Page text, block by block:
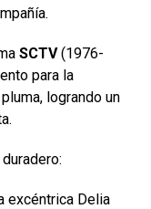
SCTV(1976-
para la
logrando un
excéntrica Delia